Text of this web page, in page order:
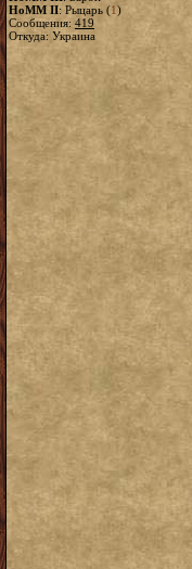
HoMM II: Рыцарь (1)
Сообщения: 419
Откуда: Украина